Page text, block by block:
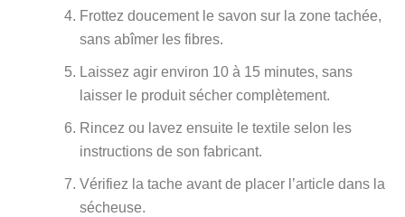
Frottez doucement le savon sur la zone tachée,
sans abîmer les fibres.
Laissez agir environ 10 à 15 minutes, sans
laisser le produit sécher complètement.
Rincez ou lavez ensuite le textile selon les
instructions de son fabricant.
Vérifiez la tache avant de placer l’article dans la
sécheuse.